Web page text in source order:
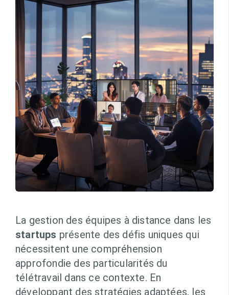
La gestion des équipes à distance dans les
startups présente des défis uniques qui
nécessitent une compréhension
approfondie des particularités du
télétravail dans ce contexte. En
développant des stratégies adaptées, les